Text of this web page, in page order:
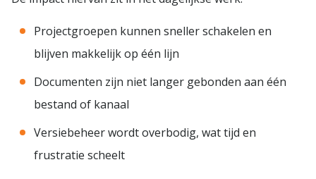
Projectgroepen kunnen sneller schakelen en
blijven makkelijk op één lijn
Documenten zijn niet langer gebonden aan één
bestand of kanaal
Versiebeheer wordt overbodig, wat tijd en
frustratie scheelt